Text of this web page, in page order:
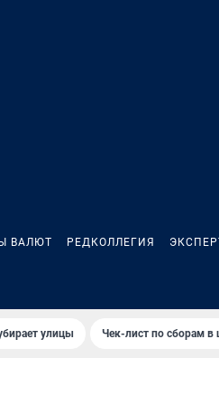
ВАЛЮТ РЕДКОЛЛЕГИЯ
улицы Чек-лист по сборам в